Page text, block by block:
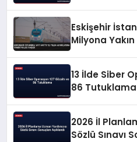
Eskişehir
Milyona Yakın
13 İlde Siber
86 Tutuklama
2026 İl
Sözlü Sınavı